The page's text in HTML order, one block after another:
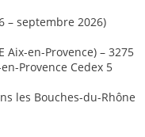
– septembre 2026)
Aix-en-Provence) – 3275
Provence Cedex 5
les Bouches-du-Rhône